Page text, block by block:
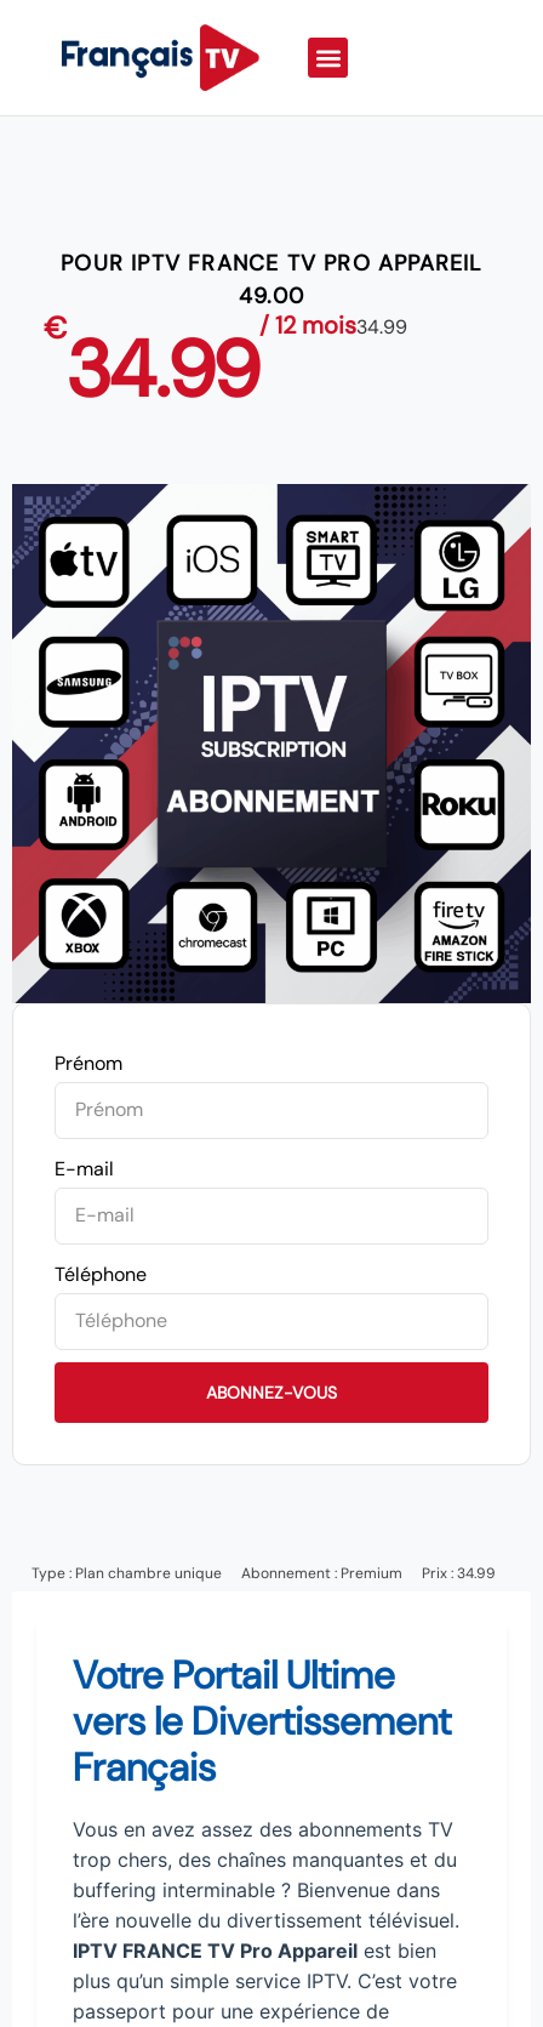
POUR IPTV FRANCE TV PRO APPAREIL
49.00
€34.99/ 12 mois34.99
Prénom
E-mail
Téléphone
ABONNEZ-VOUS
Type : Plan chambre unique Abonnement : Premium Prix : 34.99
Votre Portail Ultime
vers le Divertissement
Français
Vous en avez assez des abonnements TV
trop chers, des chaînes manquantes et du
buffering interminable ? Bienvenue dans
l’ère nouvelle du divertissement télévisuel.
IPTV FRANCE TV Pro Appareil est bien
plus qu’un simple service IPTV. C’est votre
passeport pour une expérience de